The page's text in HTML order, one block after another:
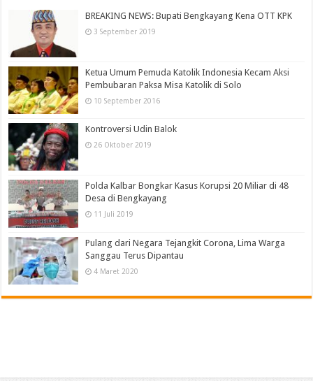
BREAKING NEWS: Bupati Bengkayang Kena OTT KPK
3 September 2019
Ketua Umum Pemuda Katolik Indonesia Kecam Aksi
Pembubaran Paksa Misa Katolik di Solo
10 September 2016
Kontroversi Udin Balok
26 Oktober 2019
Polda Kalbar Bongkar Kasus Korupsi 20 Miliar di 48
Desa di Bengkayang
11 Juli 2019
Pulang dari Negara Tejangkit Corona, Lima Warga
Sanggau Terus Dipantau
4 Maret 2020